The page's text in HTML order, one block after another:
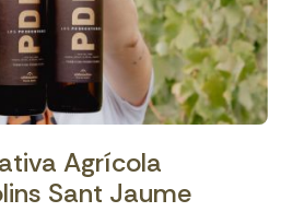
Agrícola
Sant Jaume